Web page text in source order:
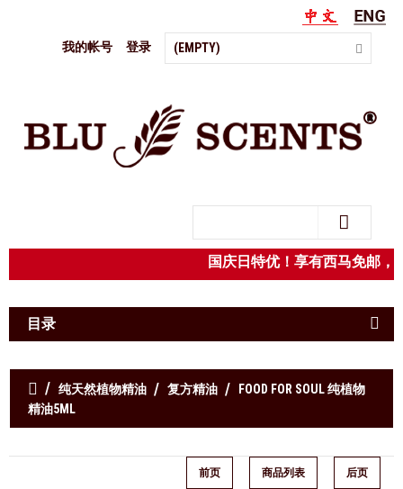
(EMPTY)
我的帐号 登录
国庆日特优！享有西马免邮
目录
纯天然植物精油 复方精油
FOOD FOR SOUL 纯植物
精油5ML
前页 商品列表 后页